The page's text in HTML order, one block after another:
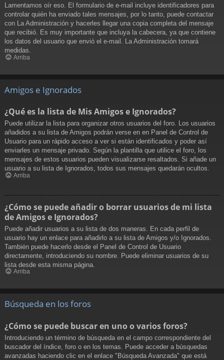
Lamentamos oír eso. El formulario de e-mail incluye identificadores para
controlar quién ha enviado tales mensajes, por lo tanto, puede contactar
con La Administración y hacerles llegar una copia completa del mensaje
que recibió. Es muy importante que incluya la cabecera, ya que contiene
los datos del usuario que envió el e-mail. La Administración tomará
medidas.
Arriba
Amigos e Ignorados
¿Qué es la lista de Mis Amigos e Ignorados?
Puede utilizar la lista para organizar otros usuarios del foro. Los usuarios
añadidos a su lista de Amigos podrán verse en en Panel de Control de
Usuario para un rápido acceso a ver si están identificados y poder así
enviarles un mensaje privado. Según la plantilla que utilice el foro, los
mensajes de estos usuarios pueden visualizarse resaltados. Si añade un
usuario a su lista de Ignorados, todos sus mensajes quedarán ocultos.
Arriba
¿Cómo se puede añadir o borrar usuarios de mi lista
de Amigos e Ignorados?
Puede añadir usuarios a su lista de dos maneras. En cada perfil de
usuario hay un enlace para añadirlo a su lista de Amigos y/o Ignorados.
También puede hacerlo desde el Panel de Control de Usuario
directamente, introduciendo su nombre. Puede eliminar usuarios de su
lista desde esta misma página.
Arriba
Búsqueda en los foros
¿Cómo se puede buscar en uno o varios foros?
Introduciendo un término de búsqueda en el campo correspondiente del
buscador del índice, foro o en los temas. Puede acceder a búsquedas
avanzadas haciendo clic en el enlace "Búsqueda Avanzada" que está